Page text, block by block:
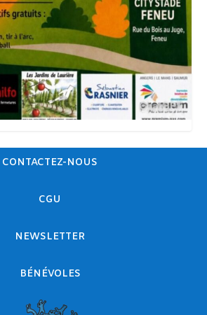
CONTACTEZ-NOUS
CGU
NEWSLETTER
BÉNÉVOLES